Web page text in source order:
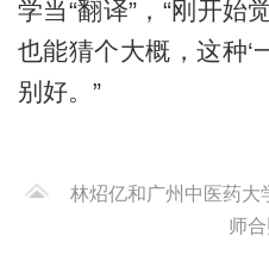
学当“翻译”，“刚开始
也能猜个大概，这种‘
别好。”
林炤亿和广州中医药大
师合